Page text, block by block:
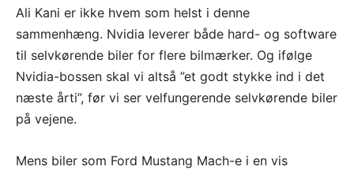
Ali Kani er ikke hvem som helst i denne
sammenhæng. Nvidia leverer både hard- og software
til selvkørende biler for flere bilmærker. Og ifølge
Nvidia-bossen skal vi altså ”et godt stykke ind i det
næste årti”, før vi ser velfungerende selvkørende biler
på vejene.
Mens biler som Ford Mustang Mach-e i en vis